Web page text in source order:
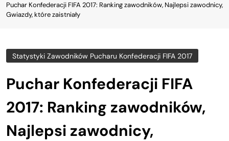
Puchar Konfederacji FIFA 2017: Ranking zawodników, Najlepsi zawodnicy,
Gwiazdy, które zaistniały
Statystyki Zawodników Pucharu Konfederacji FIFA 2017
Puchar Konfederacji FIFA
2017: Ranking zawodników,
Najlepsi zawodnicy,